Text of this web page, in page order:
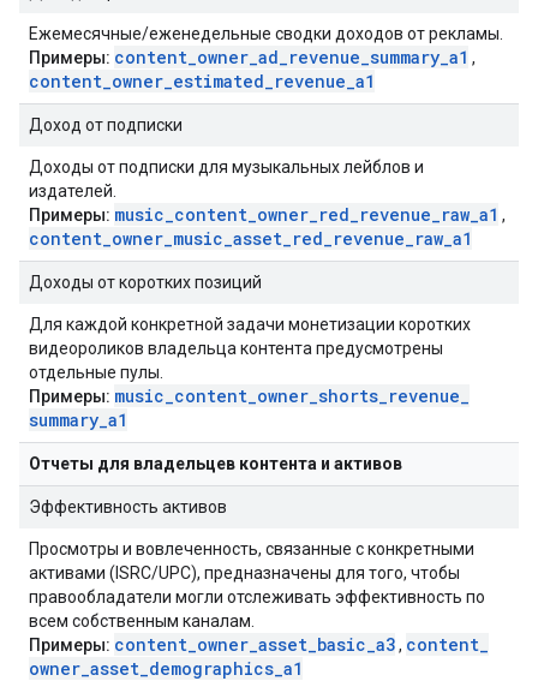
Ежемесячные/еженедельные сводки доходов от рекламы.
Примеры: content_owner_ad_revenue_summary_a1 ,
content_owner_estimated_revenue_a1
Доход от подписки
Доходы от подписки для музыкальных лейблов и
издателей.
Примеры: music_content_owner_red_revenue_raw_a1 ,
content_owner_music_asset_red_revenue_raw_a1
Доходы от коротких позиций
Для каждой конкретной задачи монетизации коротких
видеороликов владельца контента предусмотрены
отдельные пулы.
Примеры: music_content_owner_shorts_revenue_
summary_a1
Отчеты для владельцев контента и активов
Эффективность активов
Просмотры и вовлеченность, связанные с конкретными
активами (ISRC/UPC), предназначены для того, чтобы
правообладатели могли отслеживать эффективность по
всем собственным каналам.
Примеры: content_owner_asset_basic_a3, content_
owner_asset_demographics_a1